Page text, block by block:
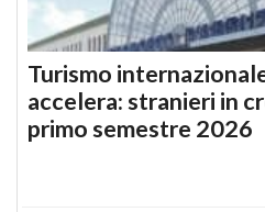
Turismo
accelera: stranieri in
primo semestre 2026